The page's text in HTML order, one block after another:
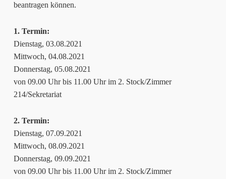
beantragen können.
1. Termin:
Dienstag, 03.08.2021
Mittwoch, 04.08.2021
Donnerstag, 05.08.2021
von 09.00 Uhr bis 11.00 Uhr im 2. Stock/Zimmer
214/Sekretariat
2. Termin:
Dienstag, 07.09.2021
Mittwoch, 08.09.2021
Donnerstag, 09.09.2021
von 09.00 Uhr bis 11.00 Uhr im 2. Stock/Zimmer